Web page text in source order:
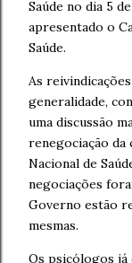
Saúde no dia 5
apresentado o
Saúde.
As
generalidade,
uma discussão
renegociação
Nacional de
negociações
Governo estão
mesmas.
Os psicólogos já